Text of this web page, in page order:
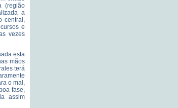
(região
a
central,
e
vezes
esta
mãos
terá
o mal,
fase,
assim